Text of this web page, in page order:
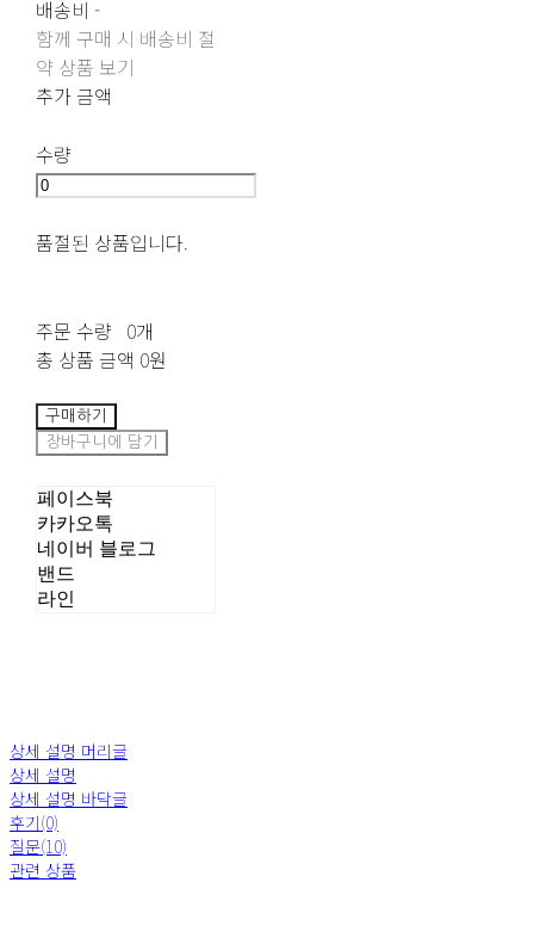
배송비 -
함께 구매 시 배송비 절
약 상품 보기
추가 금액
수량
품절된 상품입니다.
주문 수량 0개
총 상품 금액 0원
구매하기
장바구니에 담기
페이스북
카카오톡
네이버 블로그
밴드
라인
상세 설명 머리글
상세 설명
상세 설명 바닥글
후기(0)
질문(10)
관련 상품